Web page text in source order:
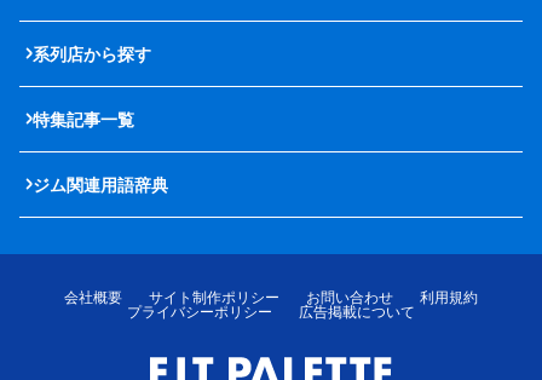
系列店から探す
特集記事一覧
ジム関連用語辞典
会社概要 サイト制作ポリシー お問い合わせ
利用規約
プライバシーポリシー
広告掲載について